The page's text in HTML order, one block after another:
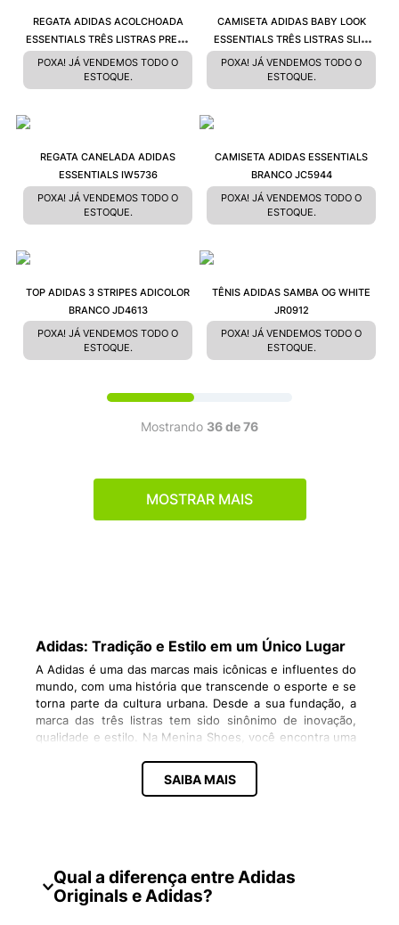
REGATA ADIDAS ACOLCHOADA
ESSENTIALS TRÊS LISTRAS PRETO
KC5181
POXA! JÁ VENDEMOS TODO O
ESTOQUE.
CAMISETA ADIDAS BABY LOOK
ESSENTIALS TRÊS LISTRAS SLIM
PRETO JC8325
POXA! JÁ VENDEMOS TODO O
ESTOQUE.
REGATA CANELADA ADIDAS
ESSENTIALS IW5736
POXA! JÁ VENDEMOS TODO O
ESTOQUE.
CAMISETA ADIDAS ESSENTIALS
BRANCO JC5944
POXA! JÁ VENDEMOS TODO O
ESTOQUE.
TOP ADIDAS 3 STRIPES ADICOLOR
BRANCO JD4613
POXA! JÁ VENDEMOS TODO O
ESTOQUE.
TÊNIS ADIDAS SAMBA OG WHITE
JR0912
POXA! JÁ VENDEMOS TODO O
ESTOQUE.
Mostrando 36 de 76
MOSTRAR MAIS
Adidas: Tradição e Estilo em um Único Lugar
A Adidas é uma das marcas mais icônicas e influentes do
mundo, com uma história que transcende o esporte e se
torna parte da cultura urbana. Desde a sua fundação, a
marca das três listras tem sido sinônimo de inovação,
qualidade e estilo. Na Menina Shoes, você encontra uma
marca com as últimas tendências da moda.
marca. Prepare-se para descobrir por que a Adidas é
muito mais do que uma marca de tênis: é um estilo de
SAIBA MAIS
Qual a diferença entre Adidas
Originals e Adidas?